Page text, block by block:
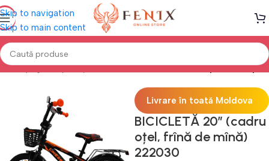
Skip to navigation
Skip to main content
Prima pagină Sport și Aer liber Biciclete Biciclete pentru copii
Livrare în toată Moldova
BICICLETĂ 20″ (cadru
oțel, frînă de mînă)
222030